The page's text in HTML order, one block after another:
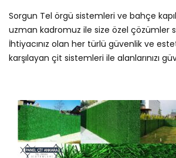
Sorgun Tel örgü sistemleri ve bahçe
uzman kadromuz ile size özel çözümler
İhtiyacınız olan her türlü güvenlik ve
karşılayan çit sistemleri ile alanlarınızı